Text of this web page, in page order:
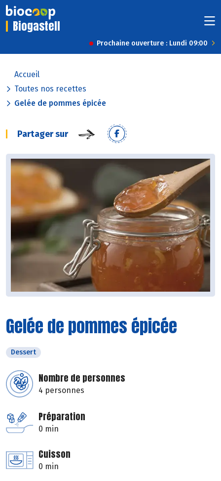
Biogastell
Prochaine ouverture : Lundi 09:00
Accueil
Toutes nos recettes
Gelée de pommes épicée
Partager sur
Gelée de pommes épicée
Dessert
Nombre de personnes
4 personnes
Préparation
0 min
Cuisson
0 min